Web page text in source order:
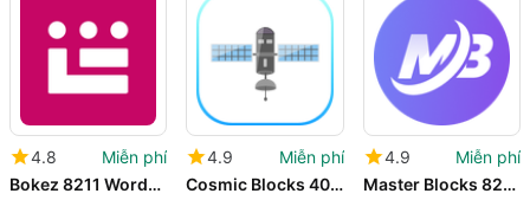
4.8
Miễn phí
Bokez 8211 WordPress 5 Blocks
4.9
Miễn phí
Cosmic Blocks 40 Content Editor Bl...
4.9
Miễn phí
Master Blocks 8211 Ultimate Gutenberg Blocks for Marketers